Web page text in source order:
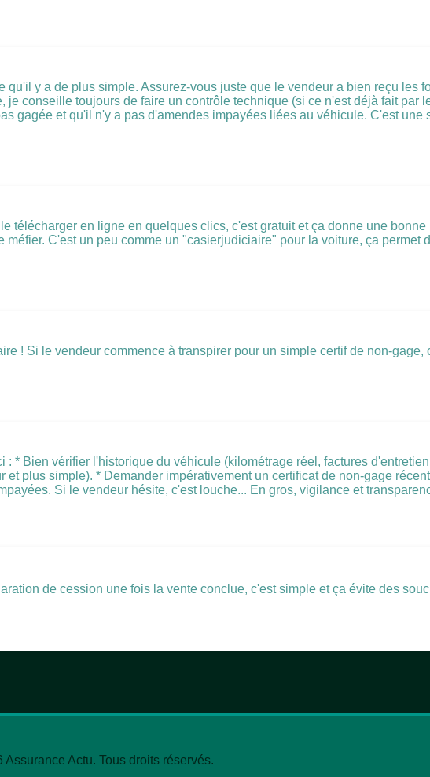
y a de plus simple. Assurez-vous juste que le vendeur a bien reçu les
conseille toujours de faire un contrôle technique (si ce n'est déjà fait par
gagée et qu'il n'y a pas d'amendes impayées liées au véhicule. C'est une
télécharger en ligne en quelques clics, c'est gratuit et ça donne une
C'est un peu comme un "casierjudiciaire" pour la voiture, ça permet
! Si le vendeur commence à transpirer pour un simple certif de non-
* Bien vérifier l'historique du véhicule (kilométrage réel, factures
plus simple). * Demander impérativement un certificat de non-gage
Si le vendeur hésite, c'est louche... En gros, vigilance et
de cession une fois la vente conclue, c'est simple et ça évite des
Assurance Actu. Tous droits réservés.